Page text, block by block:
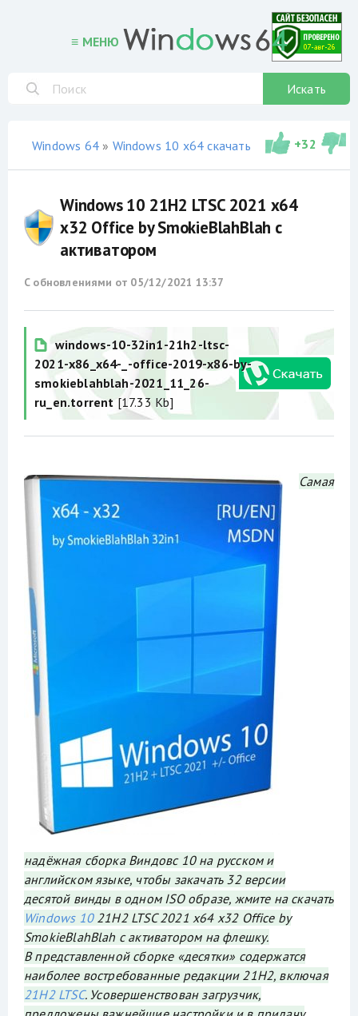
≡ МЕНЮ
Искать
Windows 64» Windows 10 x64 скачать торрент»сборки
+32
Windows 10 21H2 LTSC 2021 x64
x32 Office by SmokieBlahBlah с
активатором
С обновлениями от 05/12/2021 13:37
windows-10-32in1-21h2-ltsc-
2021-x86_x64-_-office-2019-x86-by-
smokieblahblah-2021_11_26-
ru_en.torrent[17.33 Kb]
Самая
надёжная сборка Виндовс 10 на русском и
английском языке, чтобы закачать 32 версии
десятой винды в одном ISO образе, жмите на скачать
Windows 1021H2 LTSC 2021 x64 x32 Office by
SmokieBlahBlah с активатором на флешку.
В представленной сборке «десятки» содержатся
наиболее востребованные редакции 21H2, включая
21H2 LTSC. Усовершенствован загрузчик,